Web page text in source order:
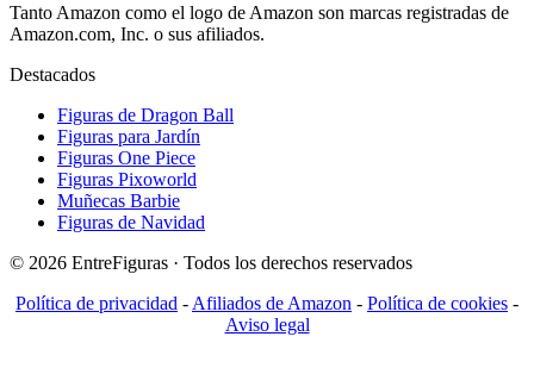
Tanto Amazon como el logo de Amazon son marcas registradas de
Amazon.com, Inc. o sus afiliados.
Destacados
Figuras de Dragon Ball
Figuras para Jardín
Figuras One Piece
Figuras Pixoworld
Muñecas Barbie
Figuras de Navidad
© 2026 EntreFiguras · Todos los derechos reservados
Política de privacidad - Afiliados de Amazon - Política de cookies -
Aviso legal